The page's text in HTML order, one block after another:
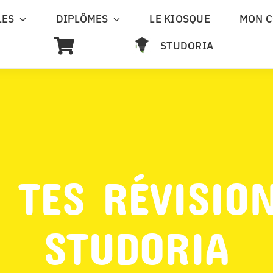
DIPLÔMES LE KIOSQUE
MON
STUDORIA
TES
STUDORIA